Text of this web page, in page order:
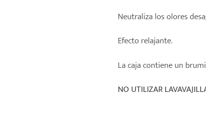
Neutraliza los olores
Efecto relajante.
La caja contiene un
NO UTILIZAR